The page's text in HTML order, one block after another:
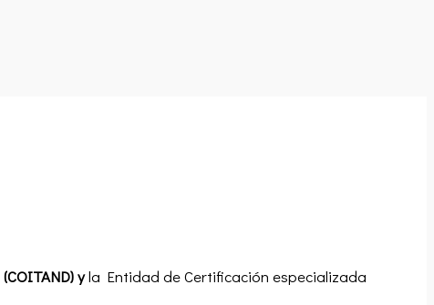
(COITAND) yla Entidad de Certificación especializada